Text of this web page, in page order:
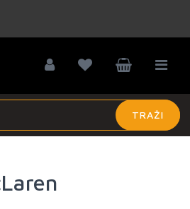
TRAŽI